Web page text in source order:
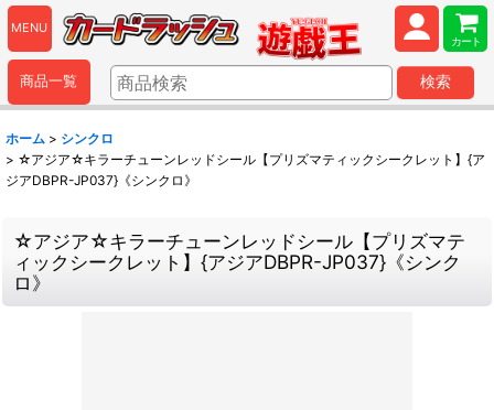
MENU
カート
商品一覧 検索
ホーム > シンクロ
> ☆アジア☆キラーチューンレッドシール【プリズマティックシークレット】{ア
ジアDBPR-JP037}《シンクロ》
☆アジア☆キラーチューンレッドシール【プリズマテ
ィックシークレット】{アジアDBPR-JP037}《シンク
ロ》